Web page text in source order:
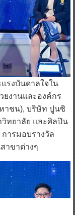
รงบันดาลใจใน
งานและองค์กร
าชน), บริษัท ปูนซิ
ทยาลัย และศิลปิน
ารมอบรางวัล
าขาต่างๆ